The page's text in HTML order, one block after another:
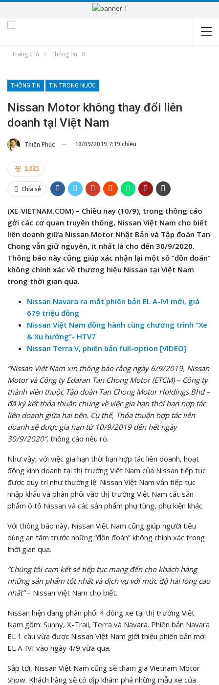
Trang chủ Thông tin
THÔNG TIN TIN TRONG NƯỚC
Nissan Motor không thay đổi liên
doanh tại Việt Nam
Thiên Phúc 10/09/2019 7:19 chiều
1.021
Chia sẻ
(XE-VIETNAM.COM) – Chiều nay (10/9), trong thông cáo
gởi các cơ quan truyền thông, Nissan Việt Nam cho biết
liên doanh giữa Nissan Motor Nhật Bản và Tập đoàn Tan
Chong vẫn giữ nguyên, ít nhất là cho đến 30/9/2020.
Thông báo này cũng giúp xác nhận lại một số “đồn đoán”
không chính xác về thương hiệu Nissan tại Việt Nam
trong thời gian qua.
Nissan Navara ra mắt phiên bản EL A-IVI mới, giá
679 triệu đồng
Nissan Việt Nam đồng hành cùng chương trình “Xe
& Xu hướng”- HTV7
Nissan Terra V, phiên bản full-option [VIDEO]
“Nissan Việt Nam xin thông báo rằng ngày 6/9/2019, Nissan
Motor và Công ty Edaran Tan Chong Motor (ETCM) – Công ty
thành viên thuộc Tập đoàn Tan Chong Motor Holdings Bhd –
đã ký kết thỏa thuận chung về việc gia hạn thời hạn hợp tác
liên doanh giữa hai bên. Cụ thể, Thỏa thuận hợp tác liên
doanh sẽ được gia hạn từ 10/9/2019 đến hết ngày
30/9/2020”, thông cáo nêu rõ.
Như vậy, với việc gia hạn thời hạn hợp tác liên doanh, hoạt
động kinh doanh tại thị trường Việt Nam của Nissan tiếp tục
được duy trì như thường lệ. Nissan Việt Nam vẫn tiếp tục
nhập khẩu và phân phối vào thị trường Việt Nam các sản
phẩm ô tô Nissan và các sản phẩm phụ tùng, phụ kiện khác.
Với thông báo này, Nissan Việt Nam cũng giúp người tiêu
dùng an tâm trước những “đồn đoán” không chính xác trong
thời gian qua.
“Chúng tôi cam kết sẽ tiếp tục mang đến cho khách hàng
những sản phẩm tốt nhất và dịch vụ với mức độ hài lòng cao
nhất”– Nissan Việt Nam cho biết.
Nissan hiện đang phân phối 4 dòng xe tại thị trường Việt
Nam gồm: Sunny, X-Trail, Terra và Navara. Phiên bản Navara
EL 1 cầu vừa được Nissan Việt Nam giới thiệu phiên bản mới
EL A-IVI vào ngày 4/9 vừa qua.
Sắp tới, Nissan Việt Nam cũng sẽ tham gia Vietnam Motor
Show. Khách hàng sẽ có dịp khám phá những mẫu xe của